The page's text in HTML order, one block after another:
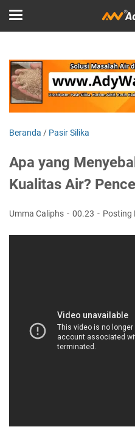
Beranda / Pasir Silika
Apa yang
Kualitas Air?
Umma Caliphs 00.23 Posting